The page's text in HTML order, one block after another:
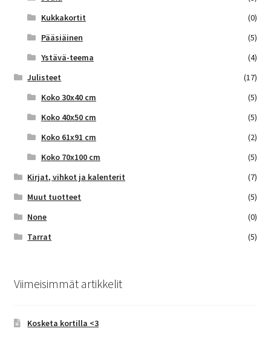
Kukkakortit
(0)
Pääsiäinen
(5)
Ystävä-teema
(4)
Julisteet
(17)
Koko 30x40 cm
(5)
Koko 40x50 cm
(5)
Koko 61x91 cm
(2)
Koko 70x100 cm
(5)
Kirjat, vihkot ja kalenterit
(7)
Muut tuotteet
(5)
None
(0)
Tarrat
(5)
Viimeisimmät artikkelit
Kosketa kortilla <3